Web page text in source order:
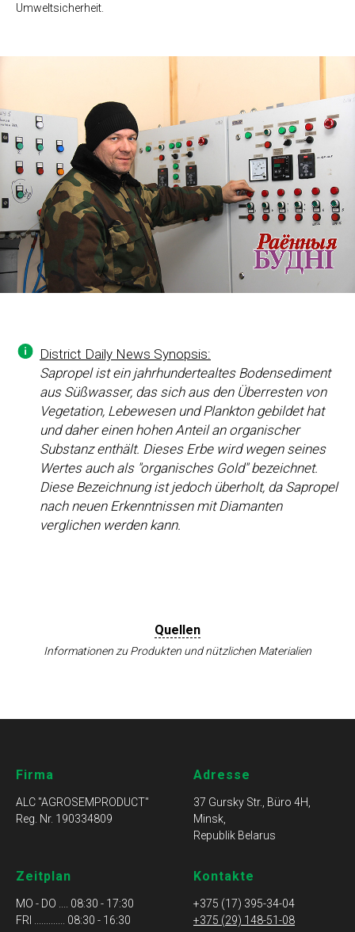
Umweltsicherheit.
District Daily News Synopsis:
Sapropel ist ein jahrhundertealtes Bodensediment
aus Süßwasser, das sich aus den Überresten von
Vegetation, Lebewesen und Plankton gebildet hat
und daher einen hohen Anteil an organischer
Substanz enthält. Dieses Erbe wird wegen seines
Wertes auch als "organisches Gold" bezeichnet.
Diese Bezeichnung ist jedoch überholt, da Sapropel
nach neuen Erkenntnissen mit Diamanten
verglichen werden kann.
Quellen
Informationen zu Produkten und nützlichen Materialien
Firma
ALC "AGROSEMPRODUCT"
Reg. Nr. 190334809
Adresse
37 Gursky Str., Büro 4Н,
Minsk,
Republik Belarus
Zeitplan
MO - DO .... 08:30 - 17:30
FRI ............. 08:30 - 16:30
Kontakte
+375 (17) 395-34-04
+375 (29) 148-51-08